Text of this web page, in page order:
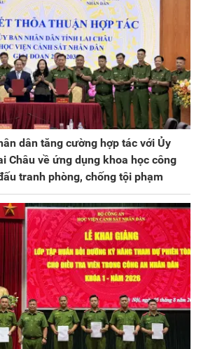
dân tăng cường hợp tác với Ủy
Châu về ứng dụng khoa học công
tranh phòng, chống tội phạm